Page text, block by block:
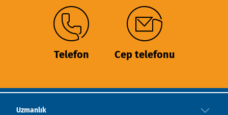
Telefon Cep telefonu
Uzmanlık